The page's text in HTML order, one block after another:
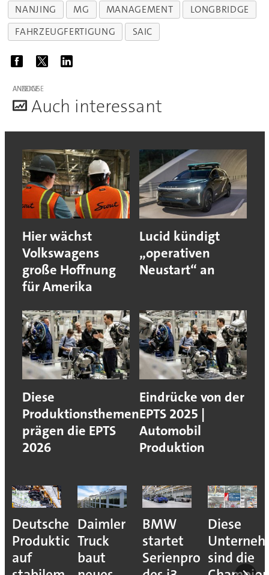
NANJING MG MANAGEMENT
LONGBRIDGE
FAHRZEUGFERTIGUNG
SAIC
ANZEIGE
Auch interessant
Hier wächst
Volkswagens
große Hoffnung
für Amerika
Lucid kündigt
„operativen
Neustart“ an
Diese
Produktionsthemen
prägen die EPTS
2026
Eindrücke von der
EPTS 2025 |
Automobil
Produktion
Deutsche
Produktion
auf
Daimler
Truck
baut
BMW
startet
Serienproduktion
Diese
sind die